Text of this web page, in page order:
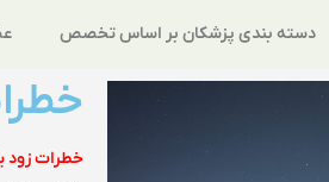
دسته بندی پزشکان بر اساس تخصص
خطرات زود